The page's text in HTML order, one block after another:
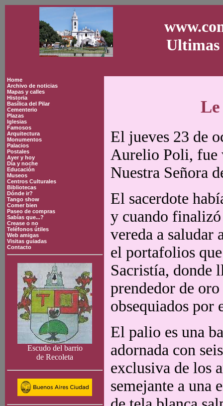
Ultimas
Home
Archivo de noticias
Mapas y calles
Historia
Basílica del Pilar
Cementerio
Plazas
Iglesias
Famosos
Arquitectura
Monumentos
Palacios
Postales
Ayer y hoy
Día y noche
Educación
Museos
Centros Culturales
Bibliotecas
Dónde ir?
Tango show
Comer bien
Paseo de compras
Sabías que...?
Crease o no
Teléfonos útiles
Web amigas
Visitas guiadas
Contacto
Escudo del barrio
de Recoleta
El jueves 23 de
Aurelio Poli, fue
Nuestra Señora
El sacerdote
y cuando
vereda a saludar
el portafolios
Sacristía, donde
prendedor de
obsequiados por
El palio es una
adornada con
exclusiva de los
semejante a una